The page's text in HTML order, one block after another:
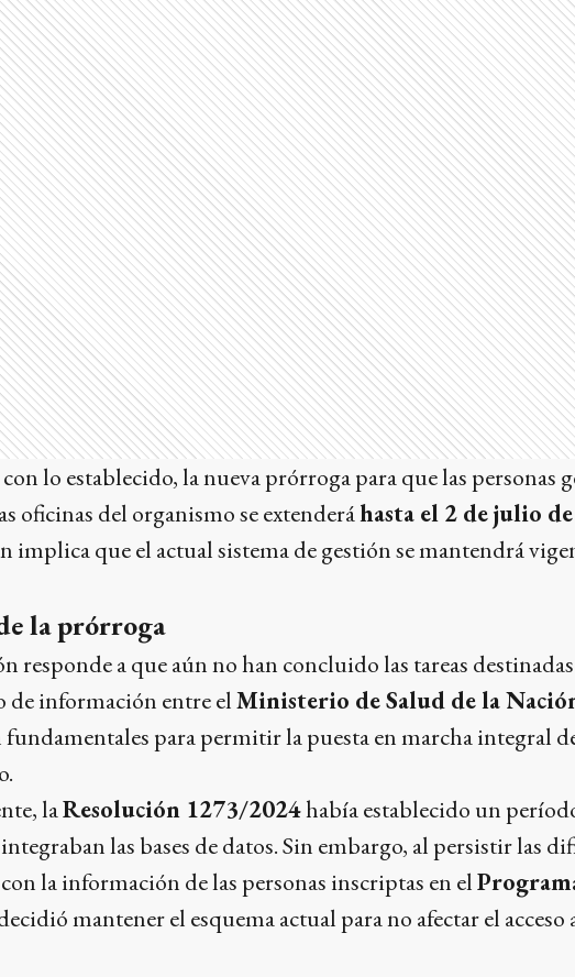
lo establecido, la nueva prórroga para que las personas
oficinas del organismo se extenderáhasta el 2 de julio
implica que el actual sistema de gestión se mantendrá
la prórroga
responde a que aún no han concluido las tareas
de información entre elMinisterio de Salud de la
fundamentales para permitir la puesta en marcha integral
laResolución 1273/2024había establecido un
las bases de datos. Sin embargo, al persistir las
la información de las personas inscriptas en el
mantener el esquema actual para no afectar el acceso